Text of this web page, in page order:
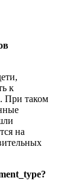
к
При таком
на